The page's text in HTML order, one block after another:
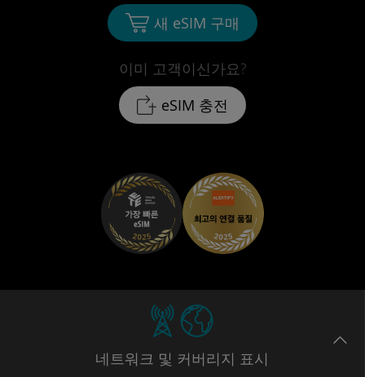
이미 고객이신가요?
eSIM 충전
새 eSIM 구매
네트워크 및 커버리지 표시